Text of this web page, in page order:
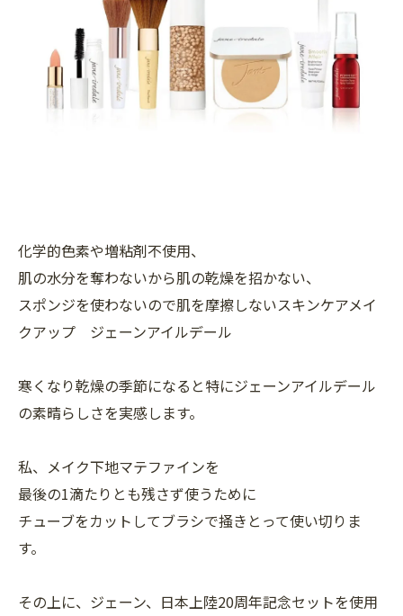
化学的色素や増粘剤不使用、
肌の水分を奪わないから肌の乾燥を招かない、
スポンジを使わないので肌を摩擦しないスキンケアメイ
クアップ ジェーンアイルデール
寒くなり乾燥の季節になると特にジェーンアイルデール
の素晴らしさを実感します。
私、メイク下地マテファインを
最後の1滴たりとも残さず使うために
チューブをカットしてブラシで掻きとって使い切りま
す。
その上に、ジェーン、日本上陸20周年記念セットを使用